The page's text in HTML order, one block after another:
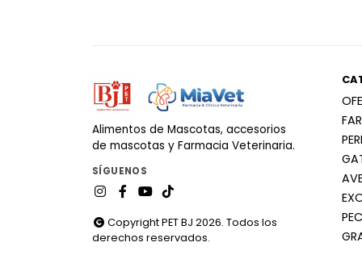
Alimentos de Mascotas, accesorios
de mascotas y Farmacia Veterinaria.
SÍGUENOS
Copyright PET BJ 2026. Todos los
derechos reservados.